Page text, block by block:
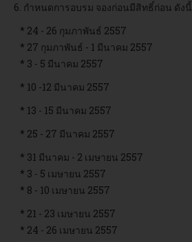
6. กำหนดการอบรม จองก่อนมีสิทธิ์ก่อน ดังนี้
* 24 - 26 กุมภาพันธ์ 2557
* 27 กุมภาพันธ์ - 1 มีนาคม 2557
* 3 - 5 มีนาคม 2557
* 10 -12 มีนาคม 2557
* 13 - 15 มีนาคม 2557
* 25 - 27 มีนาคม 2557
* 31 มีนาคม - 2 เมษายน 2557
* 3 - 5 เมษายน 2557
* 8 - 10 เมษายน 2557
* 21 - 23 เมษายน 2557
* 24 - 26 เมษายน 2557